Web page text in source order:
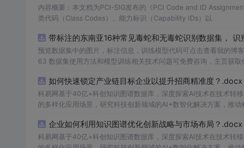
内容概要：本文档为PCI-SIG发布的《PCI Code and ID
类代码（Class Codes）、能力标识（Capability IDs）以
带标注的东南亚16种常见毒蛇和无毒蛇识别数据集，
预览数据集中的图片，标注信息，训练模型代码可点击查看我
63 数据集使用方法和模型训练相关技术问题可免费咨询，主页获取
如何快速锁定产业链目标企业以提升招商精准度？.docx
科易网基于40亿+科创知识图谱数据库，深度探索AI技术在技术转
的多样化应用场景，研究科技创新领域的AI+数智化解决方案，推动
企业如何利用知识图谱优化创新战略与市场布局？.docx
科易网基于40亿+科创知识图谱数据库，深度探索AI技术在技术转